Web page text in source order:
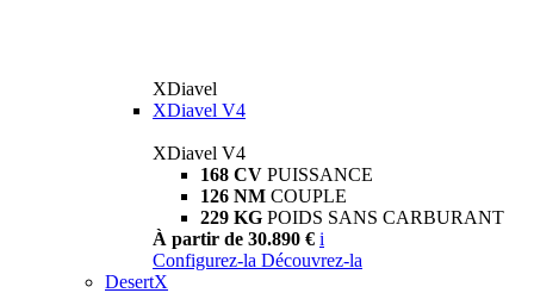
XDiavel
XDiavel V4
XDiavel V4
168 CV PUISSANCE
126 NM COUPLE
229 KG POIDS SANS CARBURANT
À partir de 30.890 € i
Configurez-la Découvrez-la
DesertX